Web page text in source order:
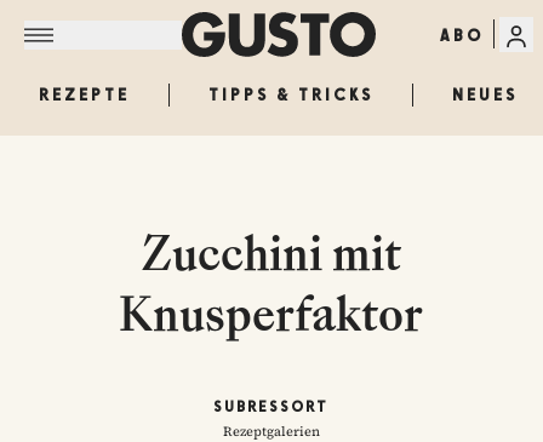
ABO
REZEPTE TIPPS & TRICKS NEUES
Zucchini mit
Knusperfaktor
SUBRESSORT
Rezeptgalerien